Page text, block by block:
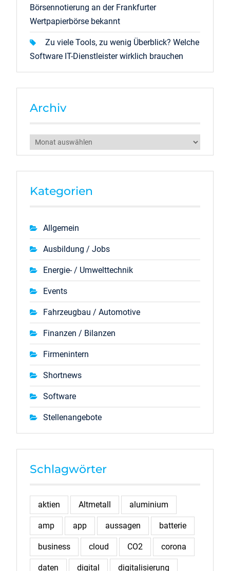
Börsennotierung an der Frankfurter
Wertpapierbörse bekannt
Zu viele Tools, zu wenig Überblick? Welche
Software IT-Dienstleister wirklich brauchen
Archiv
Archiv
Kategorien
Allgemein
Ausbildung / Jobs
Energie- / Umwelttechnik
Events
Fahrzeugbau / Automotive
Finanzen / Bilanzen
Firmenintern
Shortnews
Software
Stellenangebote
Schlagwörter
aktien Altmetall aluminium
amp app aussagen batterie
business cloud CO2 corona
daten digital digitalisierung